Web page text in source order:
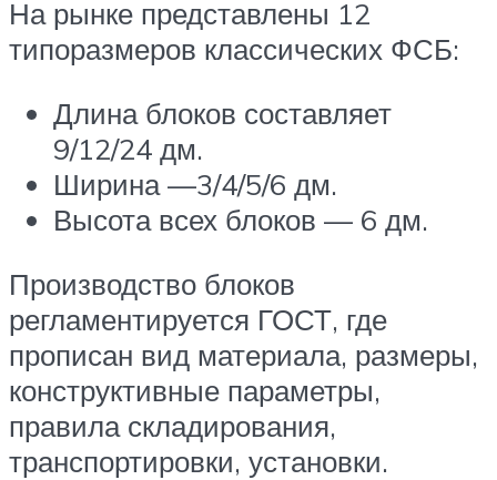
На рынке представлены 12
типоразмеров классических ФСБ:
Длина блоков составляет
9/12/24 дм.
Ширина —3/4/5/6 дм.
Высота всех блоков — 6 дм.
Производство блоков
регламентируется ГОСТ, где
прописан вид материала, размеры,
конструктивные параметры,
правила складирования,
транспортировки, установки.